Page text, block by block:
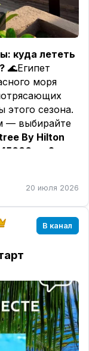
куда лететь
🌊Египет
моря
этого сезона.
— выбирайте
By Hilton
на 2х из
Отель
—
и яхтами.
тишину и
Inclusive и
ехать
резорта. 📍
20 июля 2026
В канал